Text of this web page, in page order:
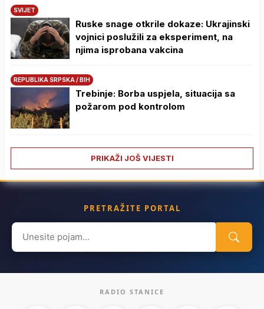
SVIJET
Ruske snage otkrile dokaze: Ukrajinski
vojnici poslužili za eksperiment, na
njima isprobana vakcina
REPUBLIKA SRPSKA / BIH
Trebinje: Borba uspjela, situacija sa
požarom pod kontrolom
PRIKAŽI JOŠ VIJESTI
PRETRAŽITE PORTAL
Search
for:
RADIO STANICE